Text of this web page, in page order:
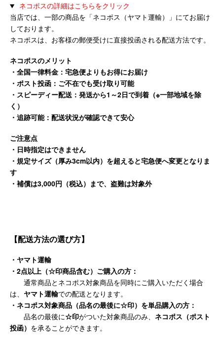
ネコポスの詳細はこちらをクリック
当店では、一部の商品を「ネコポス（ヤマト運輸）」にてお届け
しております。
ネコポスは、お客様の郵便受けに直接投函される配送方法です。
ネコポスのメリット
・全国一律料金：宅急便よりもお得にお届け
・ポスト投函：ご不在でも受け取り可能
・スピーディー配送：発送から1～2日で到着（※一部地域を除
く）
・追跡可能：配送状況が確認できて安心
ご注意点
・日時指定はできません
・規定サイズ（厚み3cm以内）を超えると宅急便へ変更となりま
す
・補償は3,000円（税込）まで、盗難は対象外
【配送方法の選び方】
・ヤマト運輸
・2点以上（☆印商品含む）ご購入の方：
通常商品とネコポス対象商品を同時にご購入いただく場合
は、 ヤマト運輸での配送となります。
・ネコポス対象商品（品名の最後に☆印）を単品購入の方：
品名の最後に☆印がついた対象商品のみ、 ネコポス（ポスト
投函） を承ることができます。